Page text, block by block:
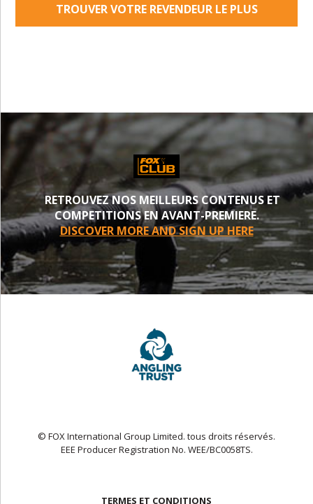
TROUVER VOTRE REVENDEUR LE PLUS
RETROUVEZ NOS MEILLEURS CONTENUS ET
COMPETITIONS EN AVANT-PREMIERE.
DISCOVER MORE AND SIGN UP HERE
© FOX International Group Limited. tous droits réservés.
EEE Producer Registration No. WEE/BC0058TS.
TERMES ET CONDITIONS